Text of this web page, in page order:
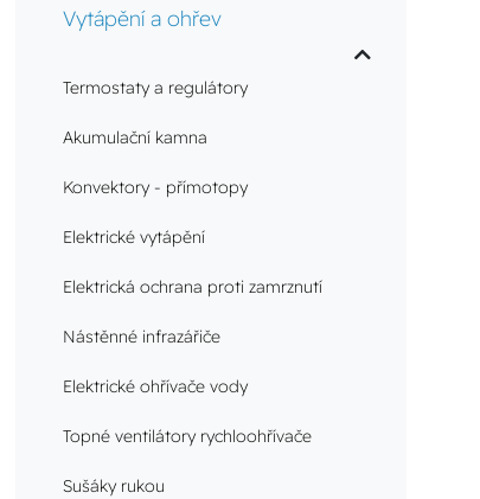
Vytápění a ohřev
Termostaty a regulátory
Akumulační kamna
Konvektory - přímotopy
Elektrické vytápění
Elektrická ochrana proti zamrznutí
Nástěnné infrazářiče
Elektrické ohřívače vody
Topné ventilátory rychloohřívače
Sušáky rukou